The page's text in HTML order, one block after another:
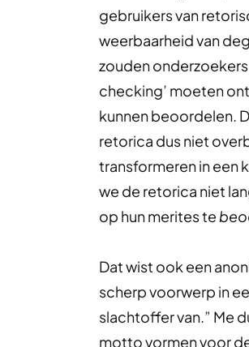
gebruikers van
weerbaarheid van
zouden
checking’ moeten
kunnen beoordelen.
retorica dus niet
transformeren in een
we de retorica niet
op hun merites te
Dat wist ook een
scherp voorwerp in
slachtoffer van.” Me
motto vormen voor